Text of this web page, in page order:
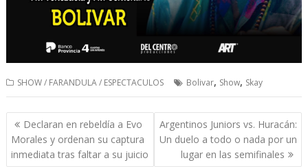
SHOW / FARANDULA / ESPECTACULOS Bolivar, Show, Skay
Navegación
de
entradas
Declaran en rebeldía a Evo
Morales y ordenan su captura
inmediata tras faltar a su juicio
Argentinos Juniors vs. Huracán:
Un duelo a todo o nada por un
lugar en las semifinales